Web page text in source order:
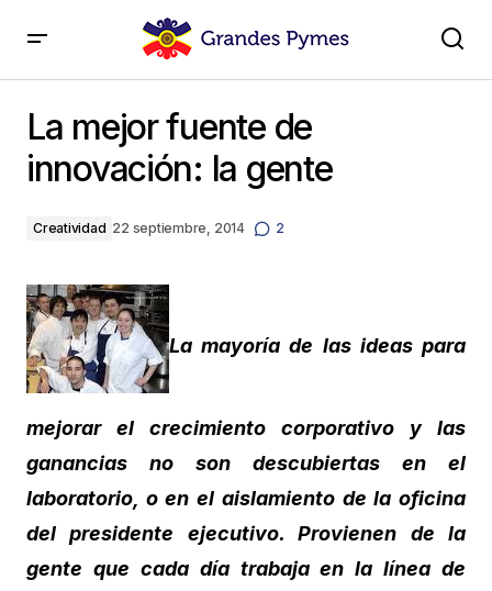
La mejor fuente de
innovación: la gente
Creatividad 22 septiembre, 2014 2
La mayoría de las ideas para
mejorar el crecimiento corporativo y las
ganancias no son descubiertas en el
laboratorio, o en el aislamiento de la oficina
del presidente ejecutivo. Provienen de la
gente que cada día trabaja en la línea de